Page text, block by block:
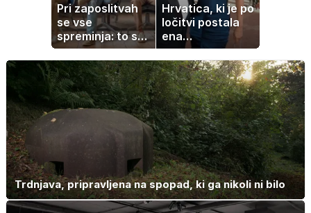
Pri zaposlitvah
se vse
spreminja: to so
veščine, ki vam
lahko prinesejo
višjo plačo
Hrvatica, ki je po
ločitvi postala
ena
najbogatejših
ločenk na svetu
Trdnjava, pripravljena na spopad, ki ga nikoli ni bilo